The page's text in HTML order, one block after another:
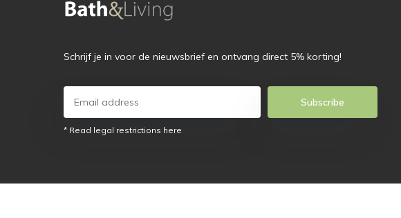
Schrijf je in voor de nieuwsbrief en ontvang direct 5% korting!
Subscribe
* Read legal restrictions here